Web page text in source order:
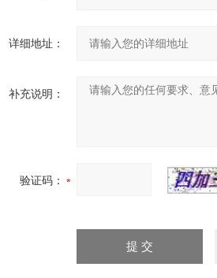
详细地址：
补充说明：
验证码：